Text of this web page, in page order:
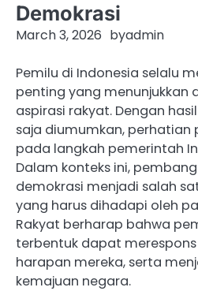
Demokrasi
March 3, 2026 byadmin
Pemilu di Indonesia selalu
penting yang menunjukkan
aspirasi rakyat. Dengan
saja diumumkan, perhatian
pada langkah pemerintah
Dalam konteks ini,
demokrasi menjadi salah
yang harus dihadapi oleh
Rakyat berharap bahwa
terbentuk dapat
harapan mereka, serta
kemajuan negara.